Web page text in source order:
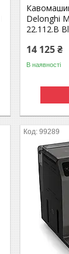
Delonghi
22.112.B
14 125 ₴
В наявності
99289